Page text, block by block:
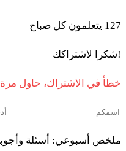
127 يتعلمون كل صباح
!شكرا لاشتراكك
خطأ في الاشتراك، حاول
ملخص أسبوعي: أسئلة